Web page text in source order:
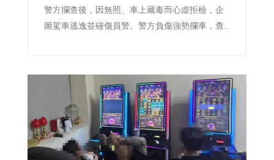
警方攔查後，因無照、車上藏毒而心虛拒檢，企
圖駕車逃逸並碰傷員警。警方負傷強勢攔車，查